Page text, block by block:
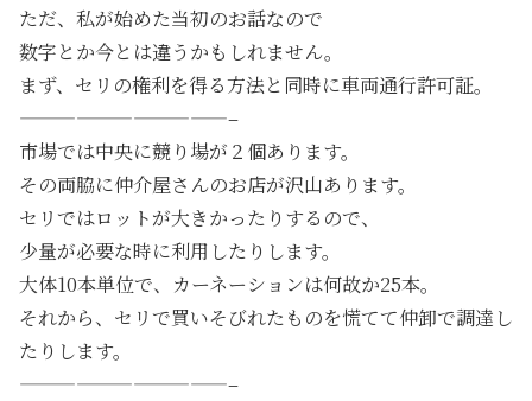
ただ、私が始めた当初のお話なので
数字とか今とは違うかもしれません。
まず、セリの権利を得る方法と同時に車両通行許可証。
———————————–
市場では中央に競り場が２個あります。
その両脇に仲介屋さんのお店が沢山あります。
セリではロットが大きかったりするので、
少量が必要な時に利用したりします。
大体10本単位で、カーネーションは何故か25本。
それから、セリで買いそびれたものを慌てて仲卸で調達し
たりします。
———————————–